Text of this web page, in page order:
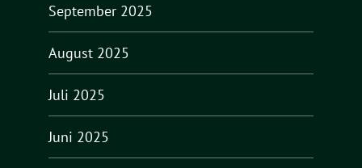
September 2025
August 2025
Juli 2025
Juni 2025